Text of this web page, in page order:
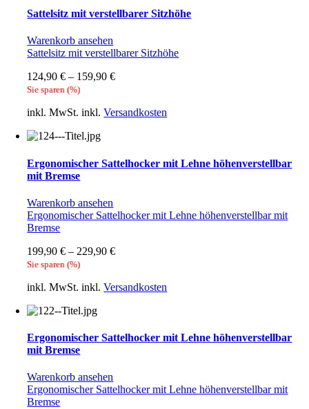
Sattelsitz mit verstellbarer Sitzhöhe
Warenkorb ansehen
Sattelsitz mit verstellbarer Sitzhöhe
124,90€ – 159,90€
Sie sparen(%)
inkl. MwSt. inkl.Versandkosten
Ergonomischer Sattelhocker mit Lehne höhenverstellbar
mit Bremse
Warenkorb ansehen
Ergonomischer Sattelhocker mit Lehne höhenverstellbar mit
Bremse
199,90€ – 229,90€
Sie sparen(%)
inkl. MwSt. inkl.Versandkosten
Ergonomischer Sattelhocker mit Lehne höhenverstellbar
mit Bremse
Warenkorb ansehen
Ergonomischer Sattelhocker mit Lehne höhenverstellbar mit
Bremse